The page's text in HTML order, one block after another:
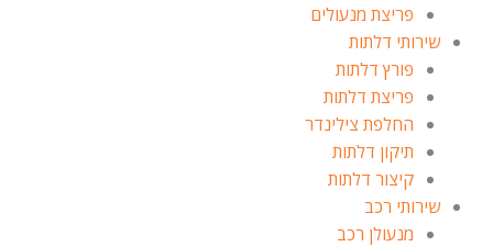
פריצת מנעולים
שירותי דלתות
פורץ דלתות
פריצת דלתות
החלפת צילינדר
תיקון דלתות
קיצור דלתות
שירותי רכב
מנעולן רכב